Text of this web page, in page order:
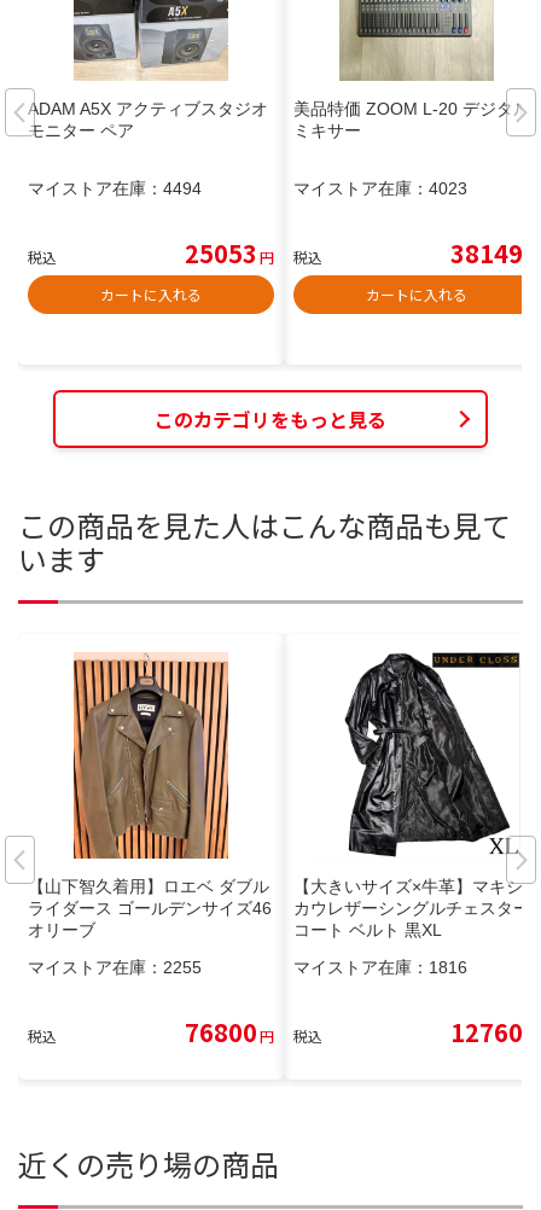
ADAM A5X アクティブスタジオ
モニター ペア
マイストア在庫： 4494
税込 25053 円
カートに入れる
美品特価 ZOOM L-20 デジタル
ミキサー
マイストア在庫： 4023
税込 38149
カートに入れる
このカテゴリをもっと見る
この商品を見た人はこんな商品も見て
います
【山下智久着用】ロエベ ダブル
ライダース ゴールデンサイズ46
オリーブ
マイストア在庫： 2255
税込 76800円
【大きいサイズ×牛革】マキシ丈
カウレザーシングルチェスター
コート ベルト 黒XL
マイストア在庫： 1816
税込 12760
近くの売り場の商品